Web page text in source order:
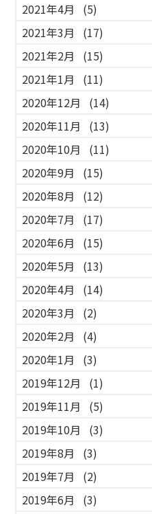
2021年4月
(5)
2021年3月
(17)
2021年2月
(15)
2021年1月
(11)
2020年12月
(14)
2020年11月
(13)
2020年10月
(11)
2020年9月
(15)
2020年8月
(12)
2020年7月
(17)
2020年6月
(15)
2020年5月
(13)
2020年4月
(14)
2020年3月
(2)
2020年2月
(4)
2020年1月
(3)
2019年12月
(1)
2019年11月
(5)
2019年10月
(3)
2019年8月
(3)
2019年7月
(2)
2019年6月
(3)